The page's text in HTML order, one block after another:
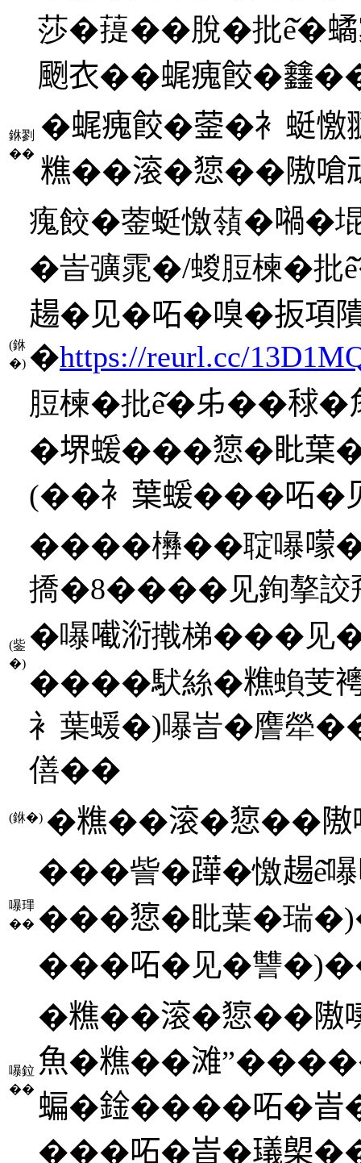
莎�䔶��脫�批ê̌�𧑐
颲衣��𧋦瘣餃
銝剹
��
�𧋦瘣餃�蓥�衤
𥼚��滚�𢠃��隞嗆
(銝
�)
瘣餃�蓥蜓憿䕘
�峕彍雿�/蝬脰楝�
𧼮�见�𠰴�嗅�扳項
�https://reurl.cc/
脰楝�批
�堺蝯���𢠃�䀝葉
(��衤葉蝯���𠰴�
(鈭
�)
����㰘��聢嚗𡁏�
撟�8����见銁摮
�嚗𡁶𣶹撠梯���见
����䭾絲�𥼚蝜芰
衤葉蝯�)嚗峕�譍犖
僐��
(銝�) �𥼚��滚�𢠃��隞
嚗㻫
��
���訾�𨅯�憿𧼮ê̌嚗
���𢠃�䀝葉�瑞
���𠰴�见�讐
嚗鉝
��
�𥼚��滚�𢠃��隞
魚�𥼚��滩
蝙�鍂����𠰴�峕
���𠰴�峕�𤩺㮾